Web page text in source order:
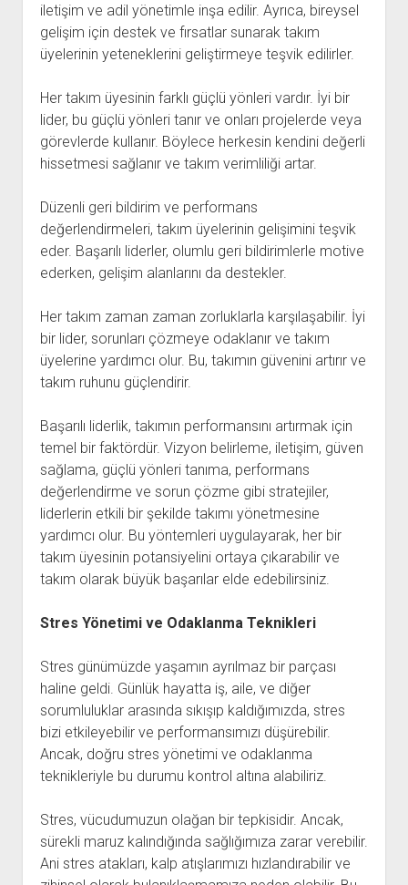
iletişim ve adil yönetimle inşa edilir. Ayrıca, bireysel
gelişim için destek ve fırsatlar sunarak takım
üyelerinin yeteneklerini geliştirmeye teşvik edilirler.
Her takım üyesinin farklı güçlü yönleri vardır. İyi bir
lider, bu güçlü yönleri tanır ve onları projelerde veya
görevlerde kullanır. Böylece herkesin kendini değerli
hissetmesi sağlanır ve takım verimliliği artar.
Düzenli geri bildirim ve performans
değerlendirmeleri, takım üyelerinin gelişimini teşvik
eder. Başarılı liderler, olumlu geri bildirimlerle motive
ederken, gelişim alanlarını da destekler.
Her takım zaman zaman zorluklarla karşılaşabilir. İyi
bir lider, sorunları çözmeye odaklanır ve takım
üyelerine yardımcı olur. Bu, takımın güvenini artırır ve
takım ruhunu güçlendirir.
Başarılı liderlik, takımın performansını artırmak için
temel bir faktördür. Vizyon belirleme, iletişim, güven
sağlama, güçlü yönleri tanıma, performans
değerlendirme ve sorun çözme gibi stratejiler,
liderlerin etkili bir şekilde takımı yönetmesine
yardımcı olur. Bu yöntemleri uygulayarak, her bir
takım üyesinin potansiyelini ortaya çıkarabilir ve
takım olarak büyük başarılar elde edebilirsiniz.
Stres Yönetimi ve Odaklanma Teknikleri
Stres günümüzde yaşamın ayrılmaz bir parçası
haline geldi. Günlük hayatta iş, aile, ve diğer
sorumluluklar arasında sıkışıp kaldığımızda, stres
bizi etkileyebilir ve performansımızı düşürebilir.
Ancak, doğru stres yönetimi ve odaklanma
teknikleriyle bu durumu kontrol altına alabiliriz.
Stres, vücudumuzun olağan bir tepkisidir. Ancak,
sürekli maruz kalındığında sağlığımıza zarar verebilir.
Ani stres atakları, kalp atışlarımızı hızlandırabilir ve